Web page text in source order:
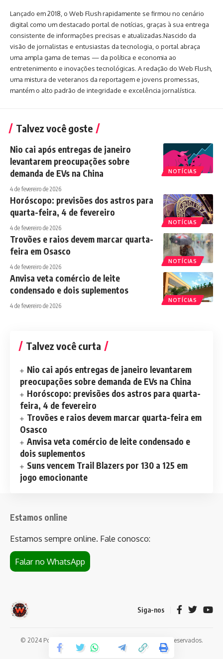
Lançado em 2018, o Web Flush rapidamente se firmou no cenário
digital como um destacado portal de notícias, graças à sua entrega
consistente de informações precisas e atualizadas.Nascido da
visão de jornalistas e entusiastas da tecnologia, o portal abraça
uma ampla gama de temas — da política e economia ao
entretenimento e inovações tecnológicas. A redação do Web Flush,
uma mistura de veteranos da reportagem e jovens promessas,
mantém o alto padrão de integridade e excelência jornalística.
Talvez você goste
NOTÍCIAS
Nio cai após entregas de janeiro
levantarem preocupações sobre
demanda de EVs na China
4 de fevereiro de 2026
NOTÍCIAS
Horóscopo: previsões dos astros para
quarta-feira, 4 de fevereiro
4 de fevereiro de 2026
NOTÍCIAS
Trovões e raios devem marcar quarta-
feira em Osasco
4 de fevereiro de 2026
NOTÍCIAS
Anvisa veta comércio de leite
condensado e dois suplementos
4 de fevereiro de 2026
Talvez você curta
Nio cai após entregas de janeiro levantarem
preocupações sobre demanda de EVs na China
Horóscopo: previsões dos astros para quarta-
feira, 4 de fevereiro
Trovões e raios devem marcar quarta-feira em
Osasco
Anvisa veta comércio de leite condensado e
dois suplementos
Suns vencem Trail Blazers por 130 a 125 em
jogo emocionante
Estamos online
Estamos sempre online. Fale conosco:
Falar no WhatsApp
Siga-nos
© 2024 Portal de notícias Web Flush. Todos os direitos reservados.
Conheça
Bet da Sorte.